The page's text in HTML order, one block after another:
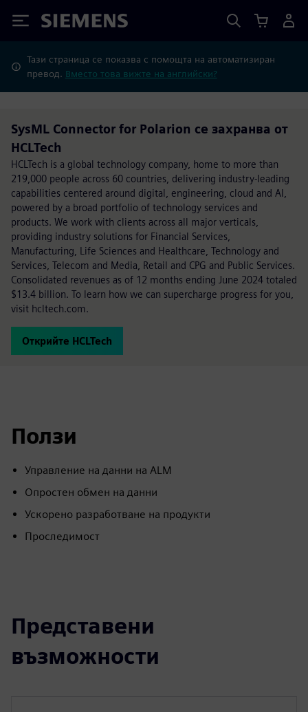
Siemens
Тази страница се показва с помощта на автоматизиран
превод. Вместо това вижте на английски?
SysML Connector for Polarion се захранва от
HCLTech
HCLTech is a global technology company, home to more than
219,000 people across 60 countries, delivering industry-leading
capabilities centered around digital, engineering, cloud and AI,
powered by a broad portfolio of technology services and
products. We work with clients across all major verticals,
providing industry solutions for Financial Services,
Manufacturing, Life Sciences and Healthcare, Technology and
Services, Telecom and Media, Retail and CPG and Public Services.
Consolidated revenues as of 12 months ending June 2024 totaled
$13.4 billion. To learn how we can supercharge progress for you,
visit hcltech.com.
Открийте HCLTech
Ползи
Управление на данни на ALM
Опростен обмен на данни
Ускорено разработване на продукти
Проследимост
Представени
възможности